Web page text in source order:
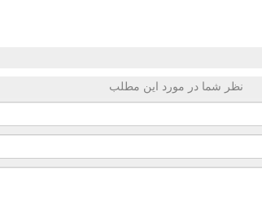
نظر شما در مورد این مطلب